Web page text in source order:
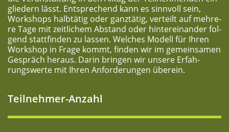
glie­dern lässt. Ent­spre­chend kann es sinn­voll sein,
Work­shops halb­tä­tig oder ganz­tä­tig, ver­teilt auf meh­re­
re Tage mit zeit­li­chem Abstand oder hin­ter­ein­an­der fol­
gend statt­fin­den zu las­sen. Wel­ches Modell für Ihren
Work­shop in Fra­ge kommt, fin­den wir im gemein­sa­men
Gespräch her­aus. Dar­in brin­gen wir unse­re Erfah­
rungs­wer­te mit Ihren Anfor­de­run­gen überein.
Teil­neh­mer-Anzahl